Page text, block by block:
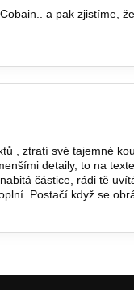
a pak zjistíme,
, ztratí své tajemné
detaily, to na
částice, rádi tě
Postačí když se